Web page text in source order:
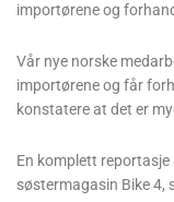
importørene og
Vår nye norske
importørene og får
konstatere at det er
En komplett reportasje
søstermagasin Bike 4,